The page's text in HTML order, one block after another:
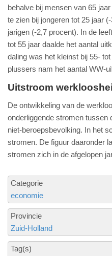
behalve bij mensen van 65
te zien bij jongeren tot 25 jaar
jarigen (-2,7 procent). In de
tot 55 jaar daalde het aantal
daling was het kleinst bij 55-
plussers nam het aantal WW-
Uitstroom
De ontwikkeling van de
onderliggende stromen
niet-beroepsbevolking. In het
stromen. De figuur daaronder
stromen zich in de afgelopen
Categorie
economie
Provincie
Zuid-Holland
Tag(s)